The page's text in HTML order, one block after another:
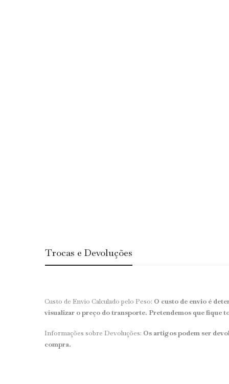
Trocas e Devoluções
Custo de Envio Calculado pelo Peso: O custo de envio é
visualizar o preço do transporte. Pretendemos que fique
Informações sobre Devoluções: Os artigos podem ser
compra.